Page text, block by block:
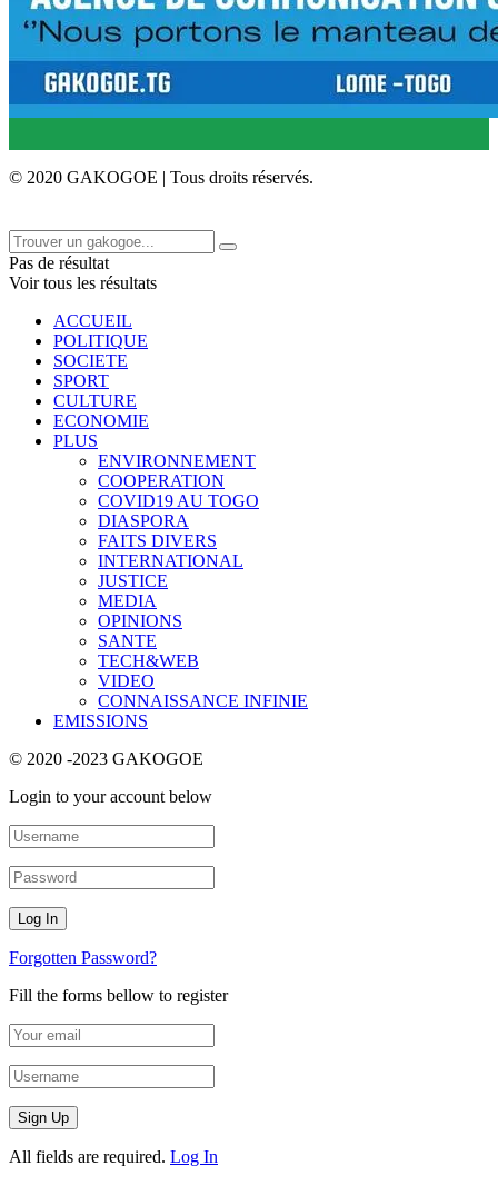
© 2020 GAKOGOE | Tous droits réservés.
Pas de résultat
Voir tous les résultats
ACCUEIL
POLITIQUE
SOCIETE
SPORT
CULTURE
ECONOMIE
PLUS
ENVIRONNEMENT
COOPERATION
COVID19 AU TOGO
DIASPORA
FAITS DIVERS
INTERNATIONAL
JUSTICE
MEDIA
OPINIONS
SANTE
TECH&WEB
VIDEO
CONNAISSANCE INFINIE
EMISSIONS
© 2020 -2023 GAKOGOE
Login to your account below
Forgotten Password?
Fill the forms bellow to register
All fields are required. Log In